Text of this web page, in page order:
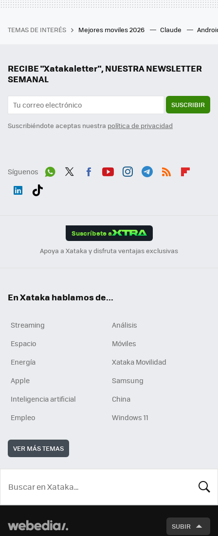
TEMAS DE INTERÉS Mejores moviles 2026 Claude
RECIBE "Xatakaletter", NUESTRA NEWSLETTER
SEMANAL
SUSCRIBIR
Suscribiéndote aceptas nuestra política de privacidad
Síguenos
Suscríbete a
Apoya a Xataka y disfruta ventajas exclusivas
En Xataka hablamos de...
Streaming
Análisis
Espacio
Móviles
Energía
Xataka Movilidad
Apple
Samsung
Inteligencia artificial
China
Empleo
Windows 11
VER MÁS TEMAS
SUBIR